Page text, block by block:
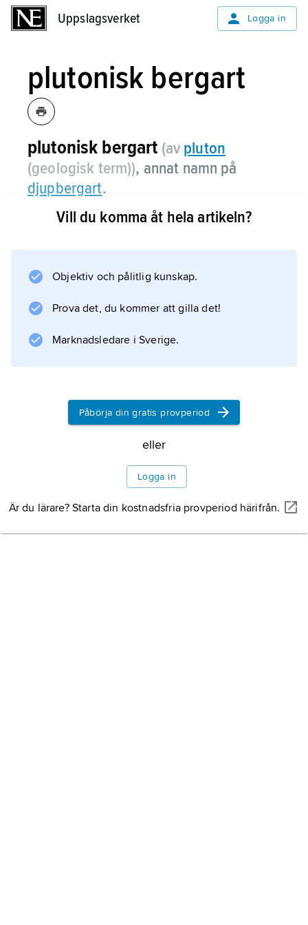
Uppslagsverket Logga in
plutonisk bergart
plutonisk bergart (av pluton
(geologisk term)), annat namn på
djupbergart.
Information om artikeln
Vill du komma åt hela artikeln?
Objektiv och pålitlig kunskap.
Prova det, du kommer att gilla det!
Marknadsledare i Sverige.
Påbörja din gratis provperiod
eller
Logga in
Är du lärare? Starta din kostnadsfria provperiod härifrån.